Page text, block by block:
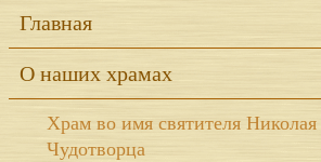
Sidebar
Главная
О наших храмах
Храм во имя святителя Николая
Чудотворца